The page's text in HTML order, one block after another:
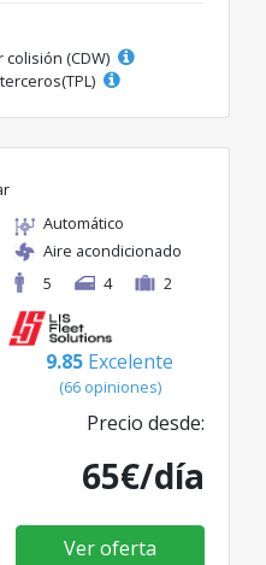
(CDW)
Automático
Aire acondicionado
5
4 2
9.85 Excelente
(66 opiniones)
Precio desde:
65€/día
Ver oferta